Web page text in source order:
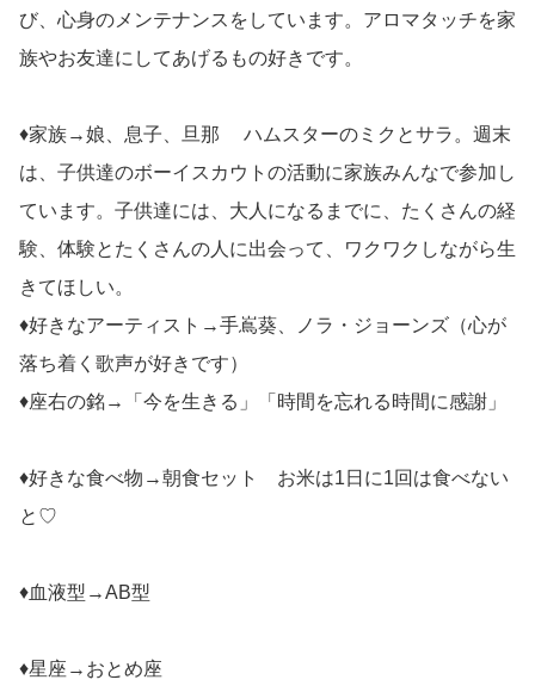
び、心身のメンテナンスをしています。アロマタッチを家
族やお友達にしてあげるもの好きです。
♦家族→娘、息子、旦那 ハムスターのミクとサラ。週末
は、子供達のボーイスカウトの活動に家族みんなで参加し
ています。子供達には、大人になるまでに、たくさんの経
験、体験とたくさんの人に出会って、ワクワクしながら生
きてほしい。
♦好きなアーティスト→手嶌葵、ノラ・ジョーンズ（心が
落ち着く歌声が好きです）
♦座右の銘→「今を生きる」「時間を忘れる時間に感謝」
♦好きな食べ物→朝食セット お米は1日に1回は食べない
と♡
♦血液型→AB型
♦星座→おとめ座